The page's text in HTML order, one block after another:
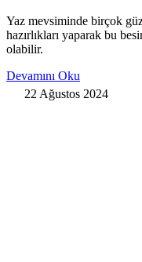
Yaz mevsiminde birçok
hazırlıkları yaparak bu
olabilir.
Devamını Oku
22 Ağustos 2024